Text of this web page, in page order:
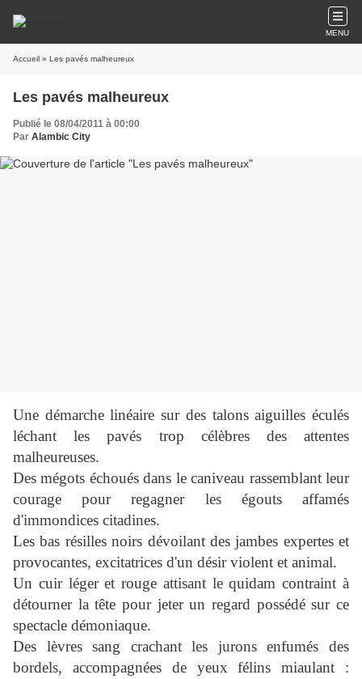
MENU
Accueil » Les pavés malheureux
Les pavés malheureux
Publié le 08/04/2011 à 00:00
Par Alambic City
Une démarche linéaire sur des talons aiguilles éculés
léchant les pavés trop célèbres des attentes
malheureuses.
Des mégots échoués dans le caniveau rassemblant leur
courage pour regagner les égouts affamés
d'immondices citadines.
Les bas résilles noirs dévoilant des jambes expertes et
provocantes, excitatrices d'un désir violent et animal.
Un cuir léger et rouge attisant le quidam contraint à
détourner la tête pour jeter un regard possédé sur ce
spectacle démoniaque.
Des lèvres sang crachant les jurons enfumés des
bordels, accompagnées de yeux félins miaulant :